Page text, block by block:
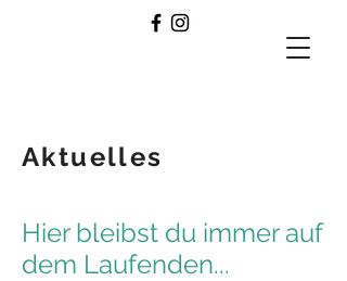
Aktuelles
Hier bleibst du immer auf
dem Laufenden...